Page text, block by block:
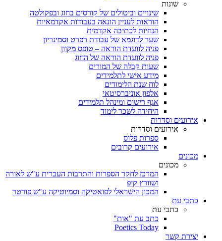
שונות
שינויים וביטולים של קורסים בחוג ובפקולטה
הוראות לעניין הונאה בעבודות אקדמאיות
הנחיות לכתיבה אקדמית
שער לדוגמא של עבודת רפרט וסמינריון
פניה לוועדת הוראה – טופס מקוון
פניה לוועדת הוראה של החוג
שעות קבלה של המורים
מידע אישי לתלמידים
לוח שנת הלימודים
אלפון אוניברסיטאי
אגף רישום ומינהל תלמידים
היחידה לשכר לימוד
אירועים וסדרות
אירועים וסדרות
ספרות פלוס
אירועים קרובים
מכונים
מכונים
המרכז לחקר הספרות והתרבות העברית ע"ש לאורה
ושוורץ קיפ
המכון הישראלי לפואטיקה וסמיוטיקה ע"ש פורטר
כתבי עת
כתבי עת
כתב עת "אות"
Poetics Today
יצירת קשר